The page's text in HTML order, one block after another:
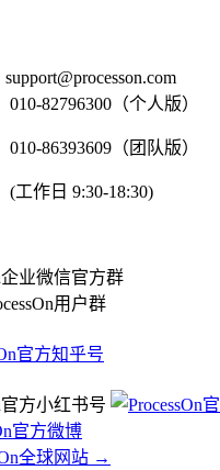
010-82796300（个人版）
010-86393609（团队版）
(工作日 9:30-18:30)
用户群
全球网站 →